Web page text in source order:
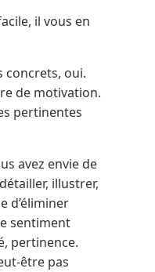
il vous en
concrets, oui.
de motivation.
pertinentes
avez envie de
illustrer,
d’éliminer
sentiment
pertinence.
être pas